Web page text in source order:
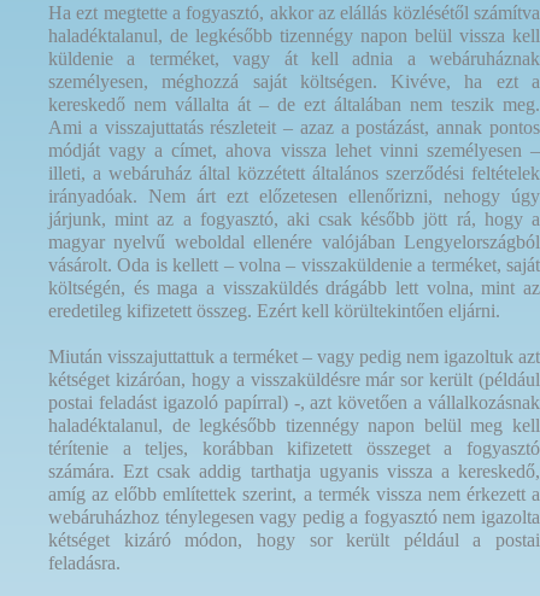
Ha ezt megtette a fogyasztó, akkor az elállás közlésétől számítva
haladéktalanul, de legkésőbb tizennégy napon belül vissza kell
küldenie a terméket, vagy át kell adnia a webáruháznak
személyesen, méghozzá saját költségen. Kivéve, ha ezt a
kereskedő nem vállalta át – de ezt általában nem teszik meg.
Ami a visszajuttatás részleteit – azaz a postázást, annak pontos
módját vagy a címet, ahova vissza lehet vinni személyesen –
illeti, a webáruház által közzétett általános szerződési feltételek
irányadóak. Nem árt ezt előzetesen ellenőrizni, nehogy úgy
járjunk, mint az a fogyasztó, aki csak később jött rá, hogy a
magyar nyelvű weboldal ellenére valójában Lengyelországból
vásárolt. Oda is kellett – volna – visszaküldenie a terméket, saját
költségén, és maga a visszaküldés drágább lett volna, mint az
eredetileg kifizetett összeg. Ezért kell körültekintően eljárni.
Miután visszajuttattuk a terméket – vagy pedig nem igazoltuk azt
kétséget kizáróan, hogy a visszaküldésre már sor került (például
postai feladást igazoló papírral) -, azt követően a vállalkozásnak
haladéktalanul, de legkésőbb tizennégy napon belül meg kell
térítenie a teljes, korábban kifizetett összeget a fogyasztó
számára. Ezt csak addig tarthatja ugyanis vissza a kereskedő,
amíg az előbb említettek szerint, a termék vissza nem érkezett a
webáruházhoz ténylegesen vagy pedig a fogyasztó nem igazolta
kétséget kizáró módon, hogy sor került például a postai
feladásra.